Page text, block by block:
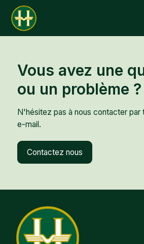
Vous avez une
ou un problème ?
N'hésitez pas à nous contacter par
e-mail.
Contactez nous